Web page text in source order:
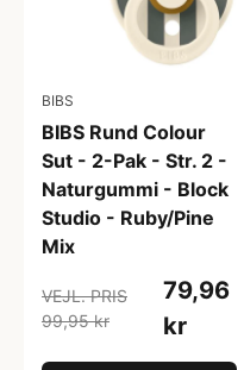
BIBS
BIBS Rund Colour
Sut - 2-Pak - Str. 2 -
Naturgummi - Block
Studio - Ruby/Pine
Mix
VEJL. PRIS
99,95 kr
79,96
kr